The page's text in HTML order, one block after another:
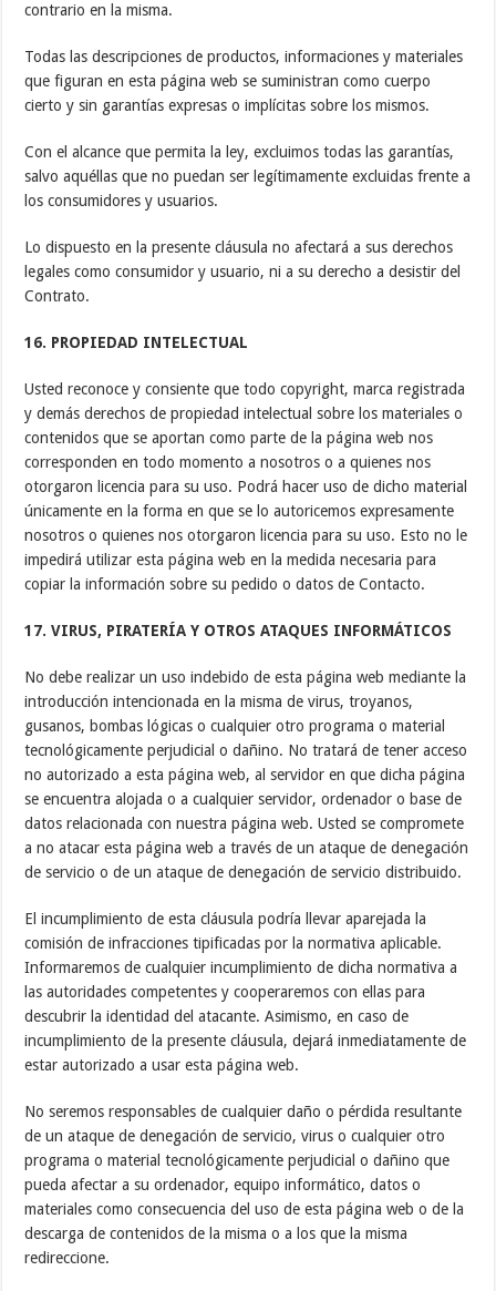
contrario en la misma.
Todas las descripciones de productos, informaciones y materiales
que figuran en esta página web se suministran como cuerpo
cierto y sin garantías expresas o implícitas sobre los mismos.
Con el alcance que permita la ley, excluimos todas las garantías,
salvo aquéllas que no puedan ser legítimamente excluidas frente a
los consumidores y usuarios.
Lo dispuesto en la presente cláusula no afectará a sus derechos
legales como consumidor y usuario, ni a su derecho a desistir del
Contrato.
16. PROPIEDAD INTELECTUAL
Usted reconoce y consiente que todo copyright, marca registrada
y demás derechos de propiedad intelectual sobre los materiales o
contenidos que se aportan como parte de la página web nos
corresponden en todo momento a nosotros o a quienes nos
otorgaron licencia para su uso. Podrá hacer uso de dicho material
únicamente en la forma en que se lo autoricemos expresamente
nosotros o quienes nos otorgaron licencia para su uso. Esto no le
impedirá utilizar esta página web en la medida necesaria para
copiar la información sobre su pedido o datos de Contacto.
17. VIRUS, PIRATERÍA Y OTROS ATAQUES INFORMÁTICOS
No debe realizar un uso indebido de esta página web mediante la
introducción intencionada en la misma de virus, troyanos,
gusanos, bombas lógicas o cualquier otro programa o material
tecnológicamente perjudicial o dañino. No tratará de tener acceso
no autorizado a esta página web, al servidor en que dicha página
se encuentra alojada o a cualquier servidor, ordenador o base de
datos relacionada con nuestra página web. Usted se compromete
a no atacar esta página web a través de un ataque de denegación
de servicio o de un ataque de denegación de servicio distribuido.
El incumplimiento de esta cláusula podría llevar aparejada la
comisión de infracciones tipificadas por la normativa aplicable.
Informaremos de cualquier incumplimiento de dicha normativa a
las autoridades competentes y cooperaremos con ellas para
descubrir la identidad del atacante. Asimismo, en caso de
incumplimiento de la presente cláusula, dejará inmediatamente de
estar autorizado a usar esta página web.
No seremos responsables de cualquier daño o pérdida resultante
de un ataque de denegación de servicio, virus o cualquier otro
programa o material tecnológicamente perjudicial o dañino que
pueda afectar a su ordenador, equipo informático, datos o
materiales como consecuencia del uso de esta página web o de la
descarga de contenidos de la misma o a los que la misma
redireccione.